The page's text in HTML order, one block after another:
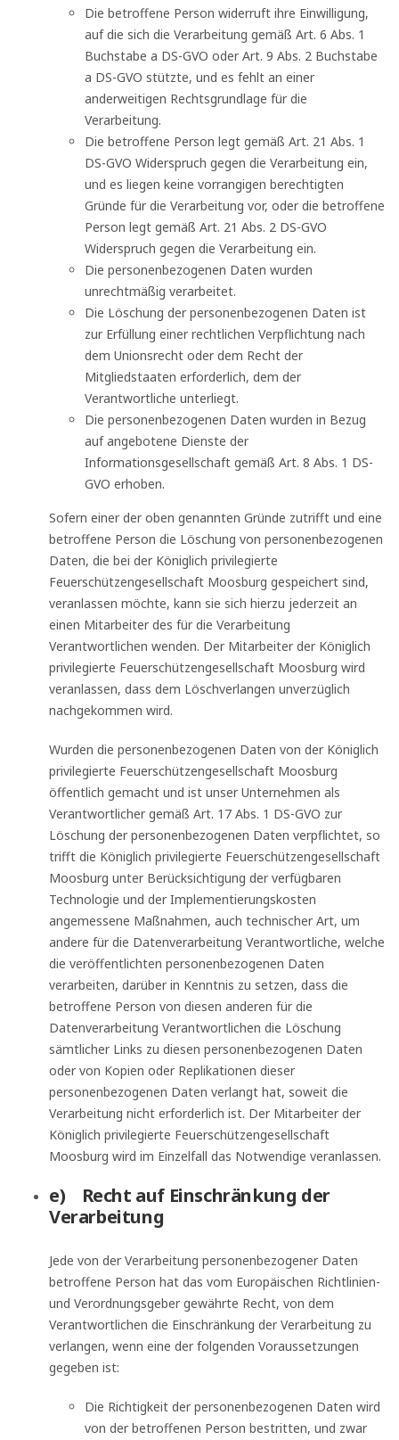
Die betroffene Person widerruft ihre Einwilligung,
auf die sich die Verarbeitung gemäß Art. 6 Abs. 1
Buchstabe a DS-GVO oder Art. 9 Abs. 2 Buchstabe
a DS-GVO stützte, und es fehlt an einer
anderweitigen Rechtsgrundlage für die
Verarbeitung.
Die betroffene Person legt gemäß Art. 21 Abs. 1
DS-GVO Widerspruch gegen die Verarbeitung ein,
und es liegen keine vorrangigen berechtigten
Gründe für die Verarbeitung vor, oder die betroffene
Person legt gemäß Art. 21 Abs. 2 DS-GVO
Widerspruch gegen die Verarbeitung ein.
Die personenbezogenen Daten wurden
unrechtmäßig verarbeitet.
Die Löschung der personenbezogenen Daten ist
zur Erfüllung einer rechtlichen Verpflichtung nach
dem Unionsrecht oder dem Recht der
Mitgliedstaaten erforderlich, dem der
Verantwortliche unterliegt.
Die personenbezogenen Daten wurden in Bezug
auf angebotene Dienste der
Informationsgesellschaft gemäß Art. 8 Abs. 1 DS-
GVO erhoben.
Sofern einer der oben genannten Gründe zutrifft und eine
betroffene Person die Löschung von personenbezogenen
Daten, die bei der Königlich privilegierte
Feuerschützengesellschaft Moosburg gespeichert sind,
veranlassen möchte, kann sie sich hierzu jederzeit an
einen Mitarbeiter des für die Verarbeitung
Verantwortlichen wenden. Der Mitarbeiter der Königlich
privilegierte Feuerschützengesellschaft Moosburg wird
veranlassen, dass dem Löschverlangen unverzüglich
nachgekommen wird.
Wurden die personenbezogenen Daten von der Königlich
privilegierte Feuerschützengesellschaft Moosburg
öffentlich gemacht und ist unser Unternehmen als
Verantwortlicher gemäß Art. 17 Abs. 1 DS-GVO zur
Löschung der personenbezogenen Daten verpflichtet, so
trifft die Königlich privilegierte Feuerschützengesellschaft
Moosburg unter Berücksichtigung der verfügbaren
Technologie und der Implementierungskosten
angemessene Maßnahmen, auch technischer Art, um
andere für die Datenverarbeitung Verantwortliche, welche
die veröffentlichten personenbezogenen Daten
verarbeiten, darüber in Kenntnis zu setzen, dass die
betroffene Person von diesen anderen für die
Datenverarbeitung Verantwortlichen die Löschung
sämtlicher Links zu diesen personenbezogenen Daten
oder von Kopien oder Replikationen dieser
personenbezogenen Daten verlangt hat, soweit die
Verarbeitung nicht erforderlich ist. Der Mitarbeiter der
Königlich privilegierte Feuerschützengesellschaft
Moosburg wird im Einzelfall das Notwendige veranlassen.
e) Recht auf Einschränkung der
Verarbeitung
Jede von der Verarbeitung personenbezogener Daten
betroffene Person hat das vom Europäischen Richtlinien-
und Verordnungsgeber gewährte Recht, von dem
Verantwortlichen die Einschränkung der Verarbeitung zu
verlangen, wenn eine der folgenden Voraussetzungen
gegeben ist:
Die Richtigkeit der personenbezogenen Daten wird
von der betroffenen Person bestritten, und zwar